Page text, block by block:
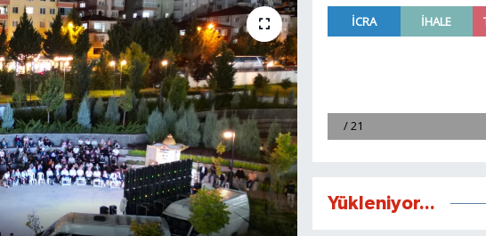
Yükleniyor...